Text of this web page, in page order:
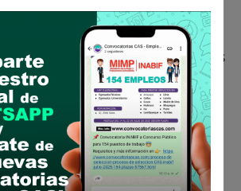
revisa a detalle las bases del
verifica si cumples con los
el puesto
documentación y presentalo en
por los medios que indica las
cronograma para conocer cuando
los resultados